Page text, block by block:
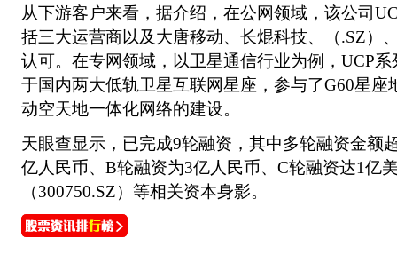
从下游客户来看，据介绍，在公网领域，该公司
括三大运营商以及大唐移动、长焜科技、（.SZ）
认可。在专网领域，以卫星通信行业为例，UCP
于国内两大低轨卫星互联网星座，参与了G60星座
动空天地一体化网络的建设。
天眼查显示，已完成9轮融资，其中多轮融资金额
亿人民币、B轮融资为3亿人民币、C轮融资达1亿
（300750.SZ）等相关资本身影。